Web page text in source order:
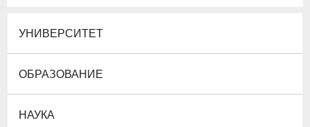
УНИВЕРСИТЕТ
ОБРАЗОВАНИЕ
НАУКА